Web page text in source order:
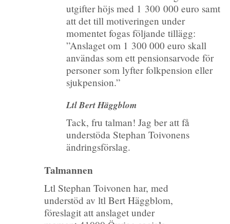
utgifter höjs med 1 300 000 euro samt
att det till motiveringen under
momentet fogas följande tillägg:
”Anslaget om 1 300 000 euro skall
användas som ett pensionsarvode för
personer som lyfter folkpension eller
sjukpension.”
Ltl Bert Häggblom
Tack, fru talman! Jag ber att få
understöda Stephan Toivonens
ändringsförslag.
Talmannen
Ltl Stephan Toivonen har, med
understöd av ltl Bert Häggblom,
föreslagit att anslaget under